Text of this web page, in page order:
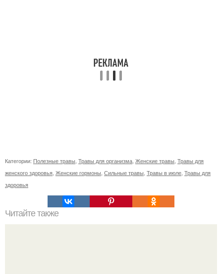
Категории: Полезные травы Травы для организма Женские травы Травы для
женского здоровья Женские гормоны Сильные травы Травы в июле Травы для
здоровья
Читайте также